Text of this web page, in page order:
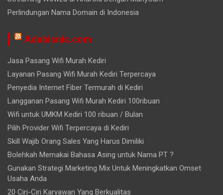
Perlindungan Nama Domain di Indonesia
Adabisnis.com
Jasa Pasang Wifi Murah Kediri
Layanan Pasang Wifi Murah Kediri Terpercaya
Penyedia Internet Fiber Termurah di Kediri
Langganan Pasang Wifi Murah Kediri 100ribuan
Wifi untuk UMKM Kediri 100 ribuan / Bulan
Pilih Provider Wifi Terpercaya di Kediri
Skill Wajib Orang Sales Yang Harus Dimiliki
Bolehkah Memakai Bahasa Asing untuk Nama PT ?
Gunakan Strategi Marketing Mix Untuk Meningkatkan Omset
Usaha Anda
20 Ciri-Ciri Karyawan Yang Berkualitas